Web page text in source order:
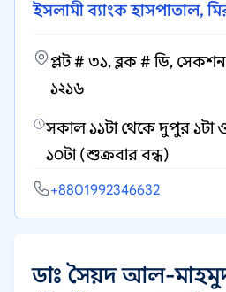
ইসলামী ব্যাংক হাসপাতাল,
প্লট # ৩১, ব্লক # ডি,
১২১৬
সকাল ১১টা থেকে দুপুর ১টা ও
১০টা (শুক্রবার বন্ধ)
+8801992346632
ডাঃ সৈয়দ আল-